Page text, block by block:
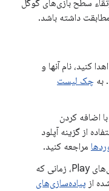
سطح بازی‌های گوگل
داشته باشد.
کنید، نام آنها و
به چک لیست
دستاوردهای خود را در کنسول Play با اضافه کردن
از گزینه آپلود
مراجعه کنید.
با فراخوانی APIهای سرویس‌های بازی‌های Play، زمانی که
از پیاده‌سازی‌های